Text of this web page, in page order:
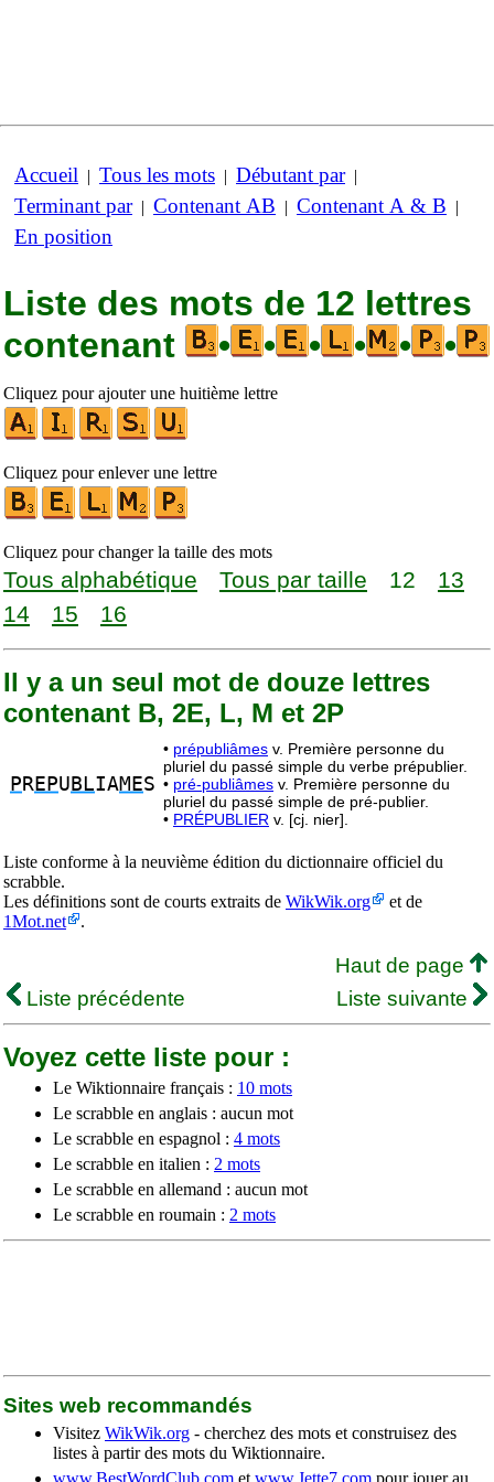
Accueil | Tous les mots | Débutant par|
Terminant par| Contenant AB | Contenant A & B |
En position
Liste des mots de 12 lettres
contenant
• • • • • •
Cliquez pour ajouter une huitième lettre
Cliquez pour enlever une lettre
Cliquez pour changer la taille des mots
Tous alphabétique Tous par taille 12
13
14
15 16
Il y a un seul mot de douze lettres
contenant B, 2E, L, M et 2P
P REPU BLIAMES
• prépubliâmes v. Première personne du
pluriel du passé simple du verbe prépublier.
• pré-publiâmes v. Première personne du
pluriel du passé simple de pré-publier.
• PRÉPUBLIER v. [cj. nier].
Liste conforme à la neuvième édition du dictionnaire officiel du
scrabble.
Les définitions sont de courts extraits de WikWik.org
et de
1Mot.net
.
Haut de page
Liste précédente
Liste suivante
Voyez cette liste pour :
Le Wiktionnaire français : 10 mots
Le scrabble en anglais : aucun mot
Le scrabble en espagnol : 4 mots
Le scrabble en italien : 2 mots
Le scrabble en allemand : aucun mot
Le scrabble en roumain : 2 mots
Sites web recommandés
Visitez WikWik.org - cherchez des mots et construisez des
listes à partir des mots du Wiktionnaire.
www.BestWordClub.com et www.Jette7.com pour jouer au